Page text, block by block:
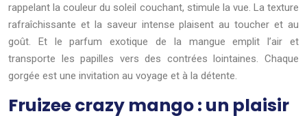
rappelant la couleur du soleil couchant, stimule la vue. La texture
rafraîchissante et la saveur intense plaisent au toucher et au
goût. Et le parfum exotique de la mangue emplit l’air et
transporte les papilles vers des contrées lointaines. Chaque
gorgée est une invitation au voyage et à la détente.
Fruizee crazy mango : un plaisir